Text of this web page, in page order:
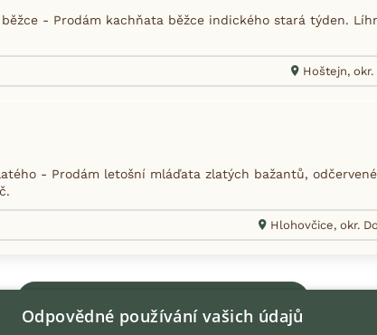
- Prodám kachňata běžce indického stará týden.
Hoštejn,
- Prodám letošní mláďata zlatých bažantů,
Hlohovčice, okr.
Odpovědné používání vašich údajů